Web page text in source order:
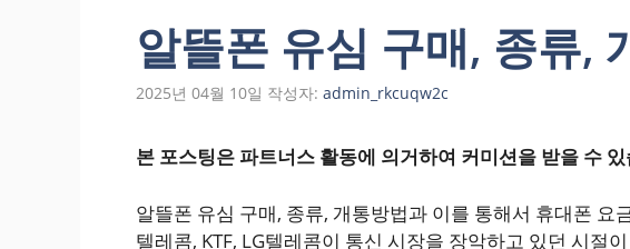
알뜰폰 유심 구매, 종류,
2025년 04월 10일 작성자: admin_rkcuqw2c
본 포스팅은 파트너스 활동에 의거하여 커미션을 받을 수
알뜰폰 유심 구매, 종류, 개통방법과 이를 통해서 휴대폰 요
텔레콤, KTF, LG텔레콤이 통신 시장을 장악하고 있던 시절